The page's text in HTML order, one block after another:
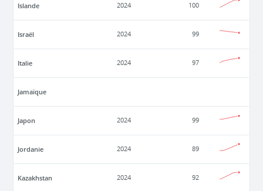
Islande 2024 100
Israël 2024 99
Italie 2024 97
Jamaïque
Japon 2024 99
Jordanie 2024 89
Kazakhstan 2024 92